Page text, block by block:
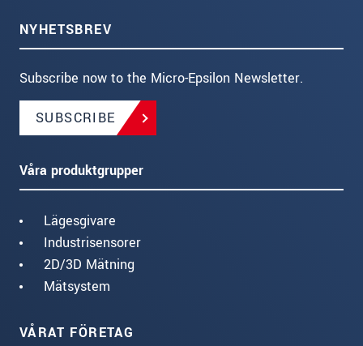
NYHETSBREV
Subscribe now to the Micro-Epsilon Newsletter.
SUBSCRIBE
Våra produktgrupper
Lägesgivare
Industrisensorer
2D/3D Mätning
Mätsystem
VÅRAT FÖRETAG